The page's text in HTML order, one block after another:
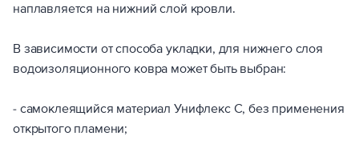
наплавляется на нижний слой кровли.
В зависимости от способа укладки, для нижнего слоя
водоизоляционного ковра может быть выбран:
- самоклеящийся материал Унифлекс C, без применения
открытого пламени;